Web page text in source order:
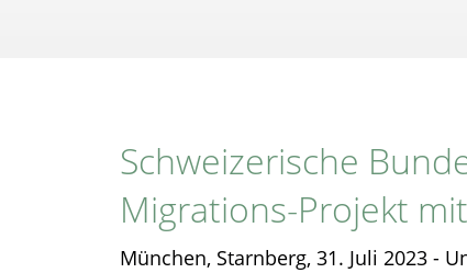
Schweizerische
Migrations-Projekt
München, Starnberg, 31. Juli 2023 -